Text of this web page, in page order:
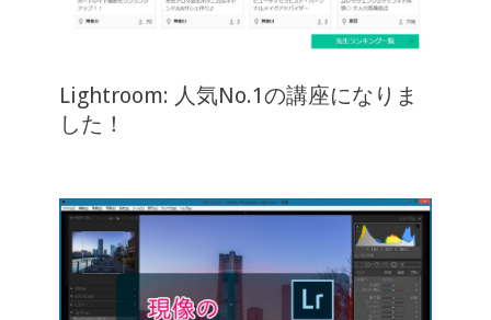
Lightroom: 人気No.1の講座になりま
した！